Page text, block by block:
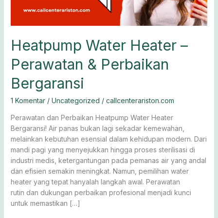
Heatpump Water Heater –
Perawatan & Perbaikan
Bergaransi
1 Komentar / Uncategorized / callcenterariston.com
Perawatan dan Perbaikan Heatpump Water Heater
Bergaransi! Air panas bukan lagi sekadar kemewahan,
melainkan kebutuhan esensial dalam kehidupan modern. Dari
mandi pagi yang menyejukkan hingga proses sterilisasi di
industri medis, ketergantungan pada pemanas air yang andal
dan efisien semakin meningkat. Namun, pemilihan water
heater yang tepat hanyalah langkah awal. Perawatan
rutin dan dukungan perbaikan profesional menjadi kunci
untuk memastikan […]